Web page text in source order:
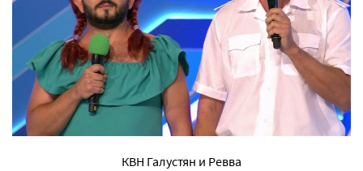
КВН Галустян и Ревва